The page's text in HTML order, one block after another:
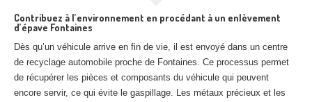
Contribuez à l’environnement en procédant à un enlèvement
d’épave Fontaines
Dès qu’un véhicule arrive en fin de vie, il est envoyé dans un centre
de recyclage automobile proche de Fontaines. Ce processus permet
de récupérer les pièces et composants du véhicule qui peuvent
encore servir, ce qui évite le gaspillage. Les métaux précieux et les